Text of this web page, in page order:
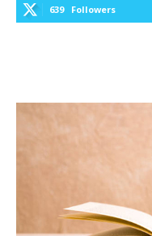
639 Followers